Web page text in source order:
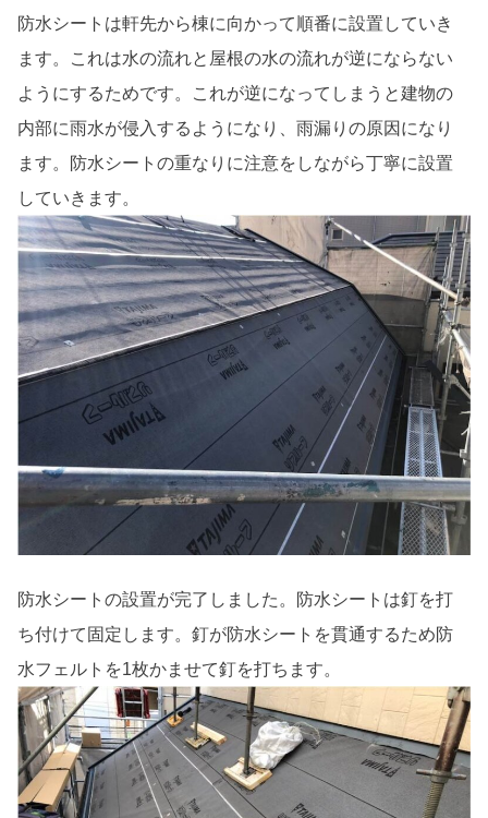
防水シートは軒先から棟に向かって順番に設置していき
ます。これは水の流れと屋根の水の流れが逆にならない
ようにするためです。これが逆になってしまうと建物の
内部に雨水が侵入するようになり、雨漏りの原因になり
ます。防水シートの重なりに注意をしながら丁寧に設置
していきます。
防水シートの設置が完了しました。防水シートは釘を打
ち付けて固定します。釘が防水シートを貫通するため防
水フェルトを1枚かませて釘を打ちます。